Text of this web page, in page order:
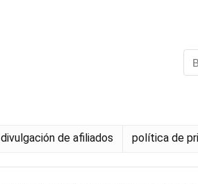
divulgación de afiliados política de